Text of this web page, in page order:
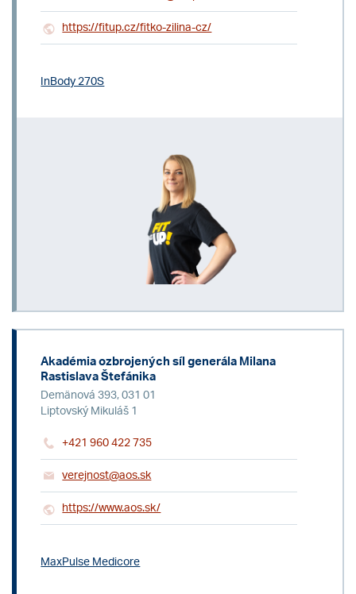
https://fitup.cz/fitko-zilina-cz/
InBody 270S
Akadémia ozbrojených síl generála Milana
Rastislava Štefánika
Demänová 393, 031 01
Liptovský Mikuláš 1
+421 960 422 735
verejnost@aos.sk
https://www.aos.sk/
MaxPulse Medicore